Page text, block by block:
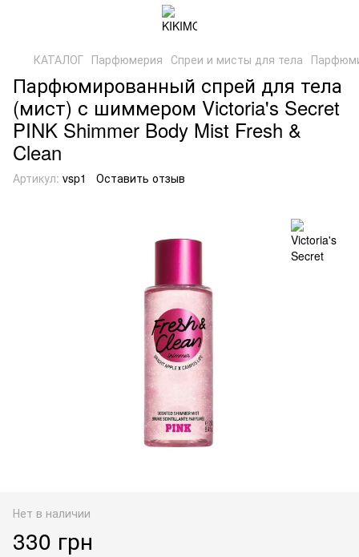
КАТАЛОГ Парфюмерия Спреи и мисты для тела
Парфюмированный спрей для тела
(мист) с шиммером Victoria's Secret
PINK Shimmer Body Mist Fresh &
Clean
Артикул: vsp1 Оставить отзыв
Нет в наличии
330 грн